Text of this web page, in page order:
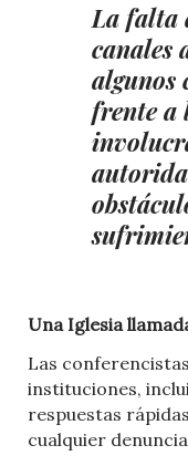
La falta
canales
algunos
frente a
Una Iglesia
Las
instituciones,
respuestas
cualquier